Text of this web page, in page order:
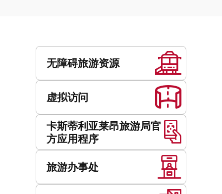
无障碍旅游资源
虚拟访问
卡斯蒂利亚莱昂旅游局官
方应用程序
旅游办事处